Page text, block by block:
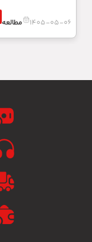
1405-05-06 مطالعه